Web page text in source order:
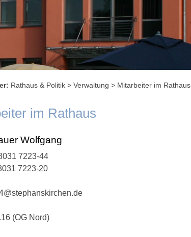
Rathaus & Politik > Verwaltung > Mitarbeiter im Rathaus
im Rathaus
Wolfgang
7223-44
7223-20
(OG Nord)